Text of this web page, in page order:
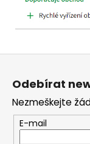
Z
Odebírat
Nezmeškejte
E-mail